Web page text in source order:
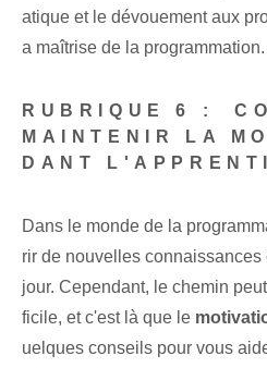
atique et le dévouement aux
a maîtrise de la programmation.
RUBRIQUE ‌6 :
MAINTENIR LA
DANT
Dans le monde de la
rir de nouvelles
jour. Cependant, le chemin
ficile, et c'est là que le
uelques ⁢conseils pour vous